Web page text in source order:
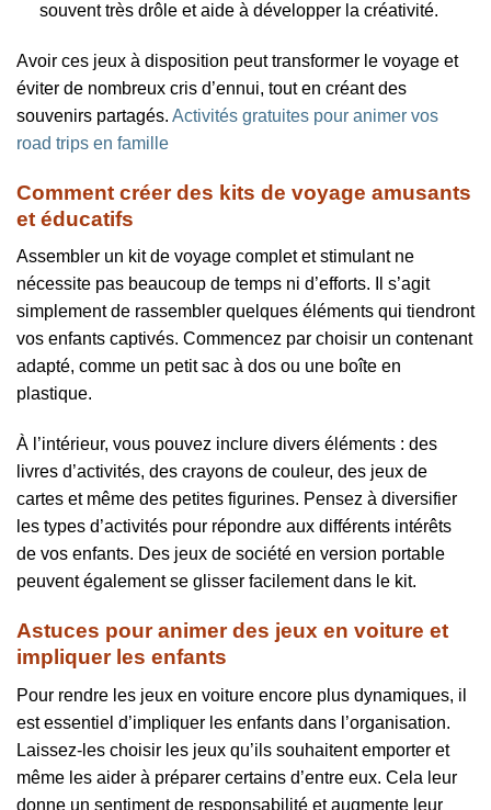
souvent très drôle et aide à développer la créativité.
Avoir ces jeux à disposition peut transformer le voyage et
éviter de nombreux cris d’ennui, tout en créant des
souvenirs partagés. Activités gratuites pour animer vos
road trips en famille
Comment créer des kits de voyage amusants
et éducatifs
Assembler un kit de voyage complet et stimulant ne
nécessite pas beaucoup de temps ni d’efforts. Il s’agit
simplement de rassembler quelques éléments qui tiendront
vos enfants captivés. Commencez par choisir un contenant
adapté, comme un petit sac à dos ou une boîte en
plastique.
À l’intérieur, vous pouvez inclure divers éléments : des
livres d’activités, des crayons de couleur, des jeux de
cartes et même des petites figurines. Pensez à diversifier
les types d’activités pour répondre aux différents intérêts
de vos enfants. Des jeux de société en version portable
peuvent également se glisser facilement dans le kit.
Astuces pour animer des jeux en voiture et
impliquer les enfants
Pour rendre les jeux en voiture encore plus dynamiques, il
est essentiel d’impliquer les enfants dans l’organisation.
Laissez-les choisir les jeux qu’ils souhaitent emporter et
même les aider à préparer certains d’entre eux. Cela leur
donne un sentiment de responsabilité et augmente leur